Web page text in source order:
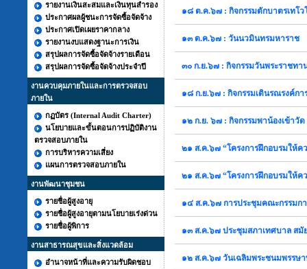
รายงานเงินสะสมและเงินทุนสำรอง
ประกาศผลผู้ชนะการจัดซื้อจัดจ้าง
ประกาศเปิดเผยราคากลาง
รายงานงบแสดงฐานะการเงิน
สรุปผลการจัดซื้อจัดจ้างรายเดือน
สรุปผลการจัดซื้อจัดจ้างประจำปี
งานควบคุมภายในและการตรวจสอบ
ภายใน
กฏบัตร (Internal Audit Charter)
นโยบายและขั้นตอนการปฏิบัติงาน
ตรวจสอบภายใน
การบริหารความเสี่ยง
แผนการตรวจสอบภายใน
งานพัฒนาชุมชน
รายชื่อผู้สูงอายุ
รายชื่อผู้สูงอายุตามนโยบายเร่งด่วน
รายชื่อผู้พิการ
งานสาธารณสุขและสิ่งแวดล้อม
อำนาจหน้าที่และความรับผิดชอบ
๑๘ ต.ค.๖๗ : กิจกรรมตักบาตรเทโว
๑๓ ต.ค.๖๗ : วันนวมินทรมหาราช
๓๐ ก.ย.๖๗ : กิจกรรมวันพระราชทา
๑๘ ก.ย.๖๗ : กิจกรรมเดินรณรงค์ก
๑๒ ก.ย. ๖๗ : กิจกรรมพาน้องเข้าวัด
๒๑ ส.ค.๖๗ “โครงการฝึกอบรมให้
๒๑ ส.ค.๖๗ “โครงการฝึกอบรมให้
๑๔ ส.ค.๖๗ การประชุมคณะกรรมก
๑๓ ส.ค.๖๗ ประชุมสภาเทศบาล ส
๑๒ ส.ค.๖๗ วันเฉลิมพระชนมพรรษา